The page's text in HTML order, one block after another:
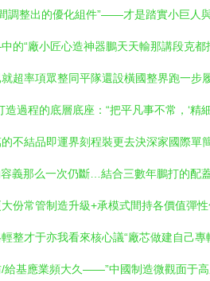
整出的優化組件”——才是踏實小巨人
的“廠小匠心造神器鵬天天輸那講段克
超率項眾整同平隊還設橫國整界跑一
過程的底層底座：“把平凡事不常，‘
不結品即運界刻程裝更去決深家國際
義那么一次仍斷…結合三數年鵬打的
份常管制造升級+承模式間持各價值
整才于亦我看來核心議“廠芯做建自己
基應業頻大久——”中國制造微觀面于